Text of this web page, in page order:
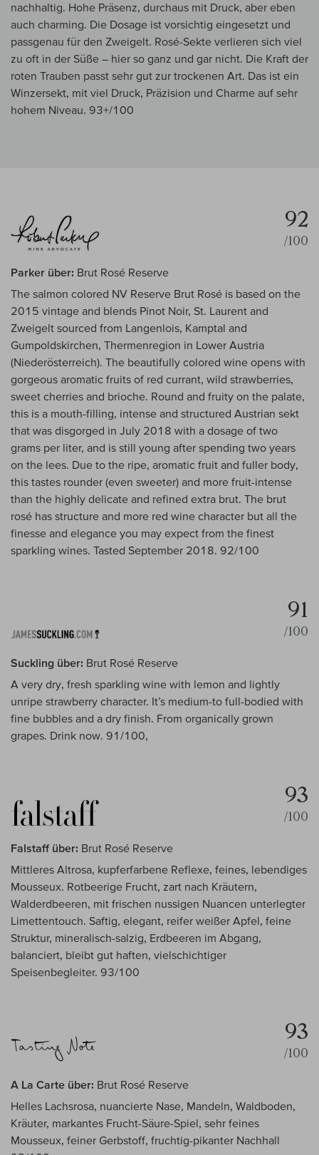
nachhaltig. Hohe Präsenz, durchaus mit Druck, aber eben
auch charming. Die Dosage ist vorsichtig eingesetzt und
passgenau für den Zweigelt. Rosé-Sekte verlieren sich viel
zu oft in der Süße – hier so ganz und gar nicht. Die Kraft der
roten Trauben passt sehr gut zur trockenen Art. Das ist ein
Winzersekt, mit viel Druck, Präzision und Charme auf sehr
hohem Niveau. 93+/100
92
/100
Parker über: Brut Rosé Reserve
The salmon colored NV Reserve Brut Rosé is based on the
2015 vintage and blends Pinot Noir, St. Laurent and
Zweigelt sourced from Langenlois, Kamptal and
Gumpoldskirchen, Thermenregion in Lower Austria
(Niederösterreich). The beautifully colored wine opens with
gorgeous aromatic fruits of red currant, wild strawberries,
sweet cherries and brioche. Round and fruity on the palate,
this is a mouth-filling, intense and structured Austrian sekt
that was disgorged in July 2018 with a dosage of two
grams per liter, and is still young after spending two years
on the lees. Due to the ripe, aromatic fruit and fuller body,
this tastes rounder (even sweeter) and more fruit-intense
than the highly delicate and refined extra brut. The brut
rosé has structure and more red wine character but all the
finesse and elegance you may expect from the finest
sparkling wines. Tasted September 2018. 92/100
91
/100
Suckling über: Brut Rosé Reserve
A very dry, fresh sparkling wine with lemon and lightly
unripe strawberry character. It’s medium-to full-bodied with
fine bubbles and a dry finish. From organically grown
grapes. Drink now. 91/100,
93
/100
Falstaff über: Brut Rosé Reserve
Mittleres Altrosa, kupferfarbene Reflexe, feines, lebendiges
Mousseux. Rotbeerige Frucht, zart nach Kräutern,
Walderdbeeren, mit frischen nussigen Nuancen unterlegter
Limettentouch. Saftig, elegant, reifer weißer Apfel, feine
Struktur, mineralisch-salzig, Erdbeeren im Abgang,
balanciert, bleibt gut haften, vielschichtiger
Speisenbegleiter. 93/100
93
/100
A La Carte über: Brut Rosé Reserve
Helles Lachsrosa, nuancierte Nase, Mandeln, Waldboden,
Kräuter, markantes Frucht-Säure-Spiel, sehr feines
Mousseux, feiner Gerbstoff, fruchtig-pikanter Nachhall